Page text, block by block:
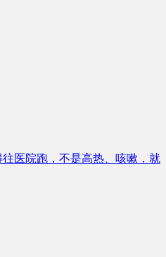
医院跑，不是高热、咳嗽，就